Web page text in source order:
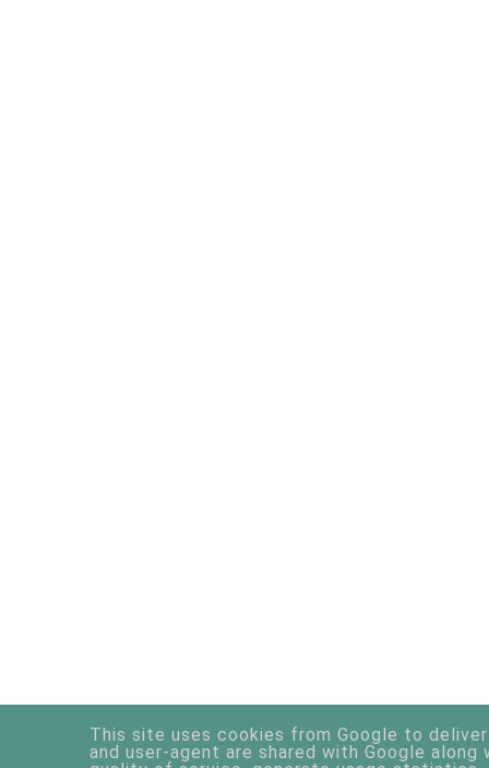
This site uses cookies from Google to
and user-agent are shared with Google